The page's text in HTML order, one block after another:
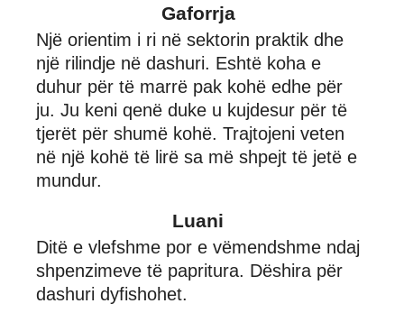
Gaforrja
Një orientim i ri në sektorin praktik dhe
një rilindje në dashuri. Eshtë koha e
duhur për të marrë pak kohë edhe për
ju. Ju keni qenë duke u kujdesur për të
tjerët për shumë kohë. Trajtojeni veten
në një kohë të lirë sa më shpejt të jetë e
mundur.
Luani
Ditë e vlefshme por e vëmendshme ndaj
shpenzimeve të papritura. Dëshira për
dashuri dyfishohet.